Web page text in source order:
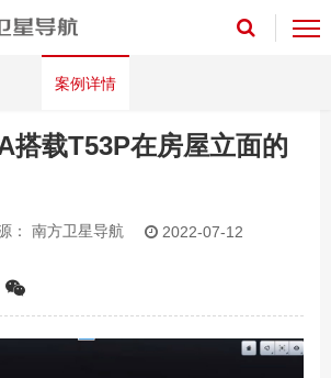
案例详情
搭载T53P在房屋立面的
： 南方卫星导航
2022-07-12